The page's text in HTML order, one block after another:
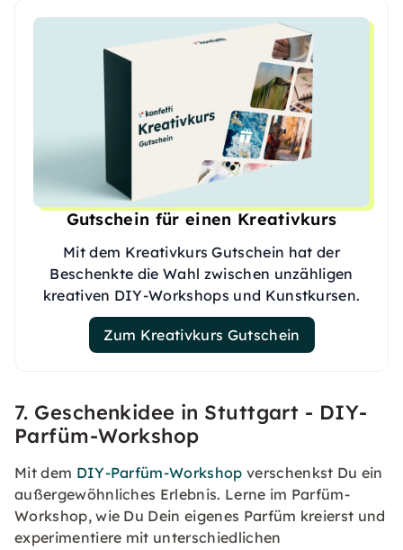
Gutschein für einen Kreativkurs
Mit dem Kreativkurs Gutschein hat der
Beschenkte die Wahl zwischen unzähligen
kreativen DIY-Workshops und Kunstkursen.
Zum Kreativkurs Gutschein
7. Geschenkidee in Stuttgart - DIY-
Parfüm-Workshop
Mit dem DIY-Parfüm-Workshop verschenkst Du ein
außergewöhnliches Erlebnis. Lerne im Parfüm-
Workshop, wie Du Dein eigenes Parfüm kreierst und
experimentiere mit unterschiedlichen